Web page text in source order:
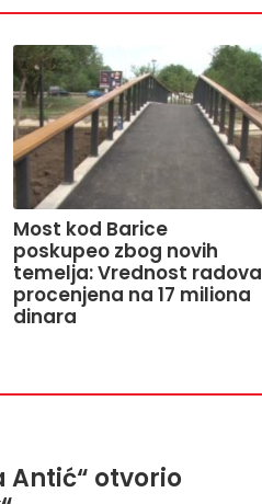
Most kod Barice
poskupeo zbog novih
temelja: Vrednost radova
procenjena na 17 miliona
dinara
Antić“ otvorio